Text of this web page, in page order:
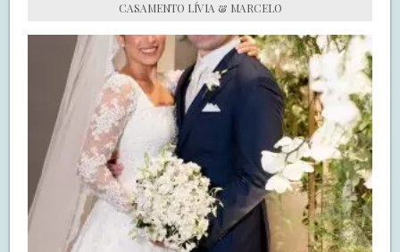
CASAMENTO LÍVIA & MARCELO